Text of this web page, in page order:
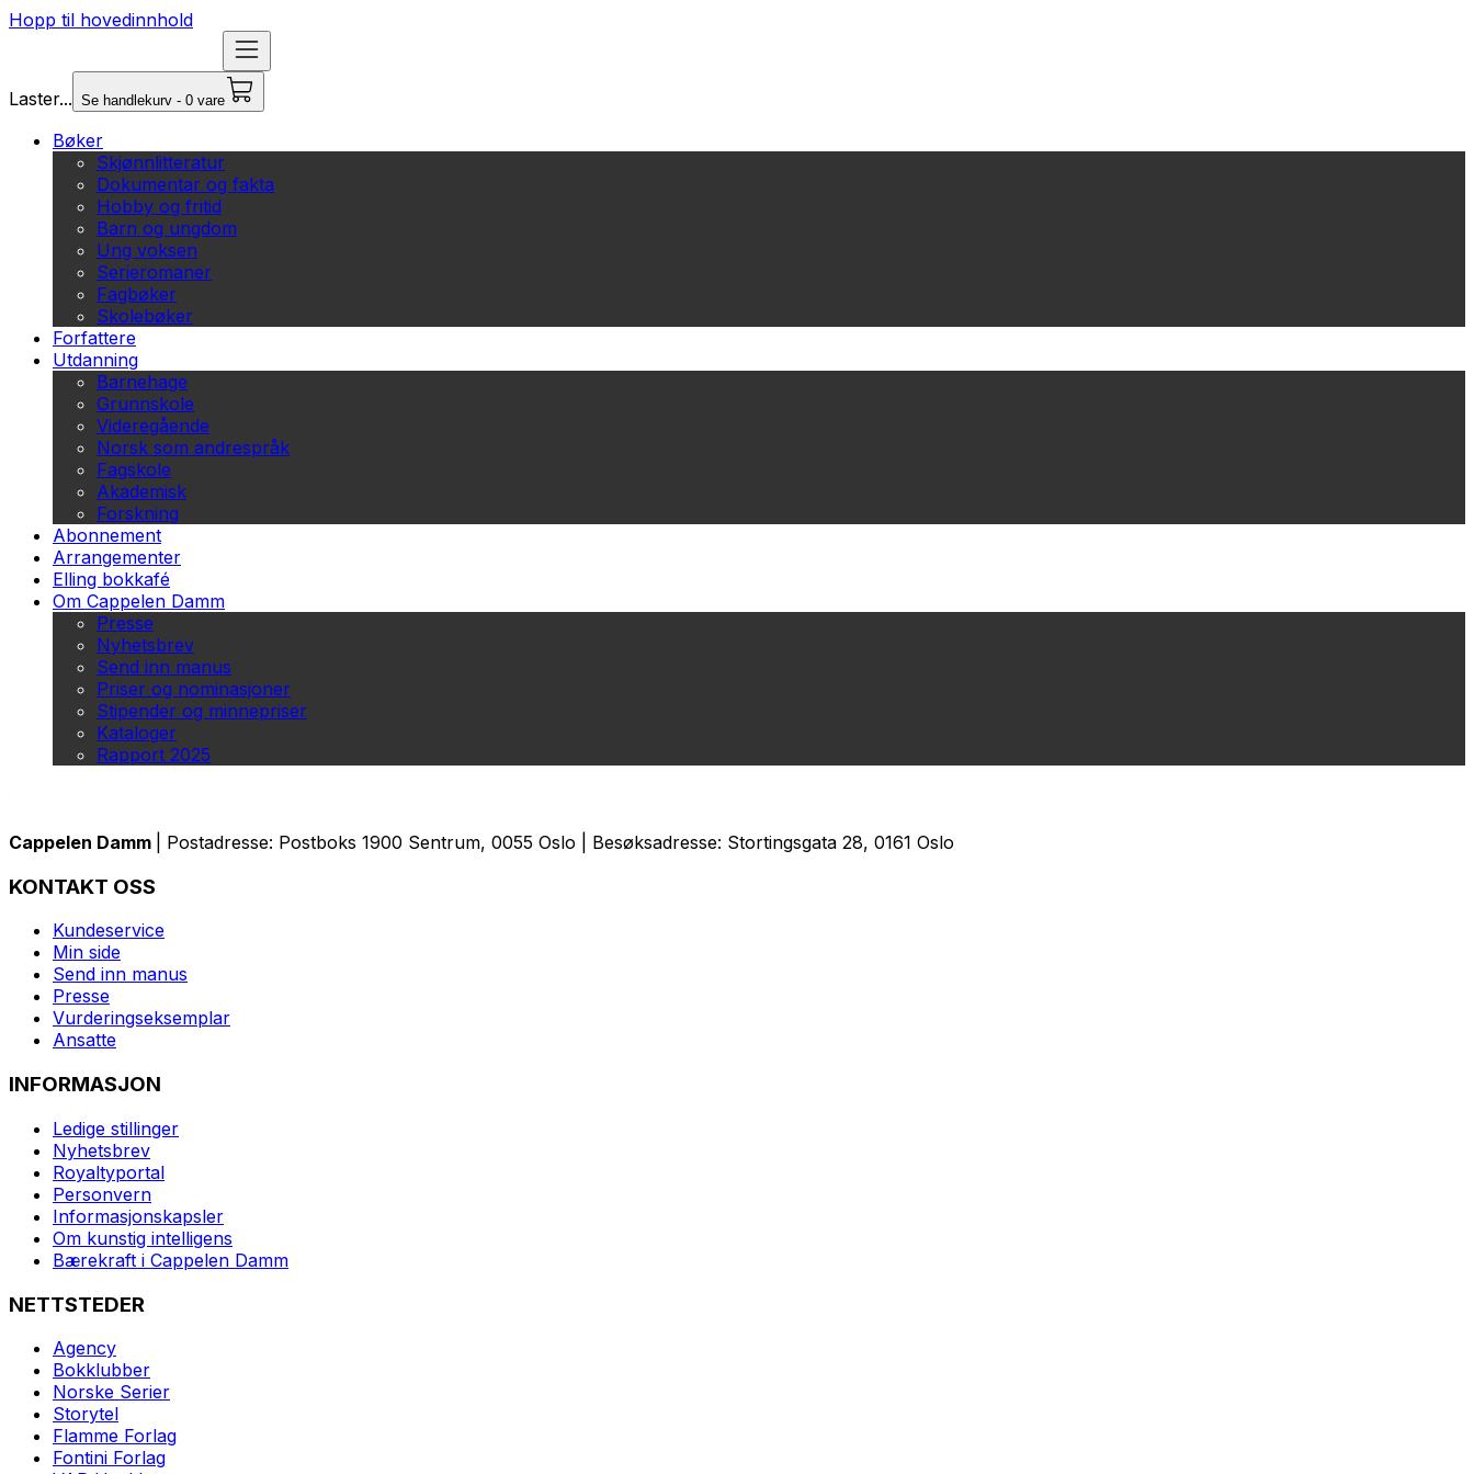
Hopp til hovedinnhold
Laster... Se handlekurv - 0 vare
Bøker
Skjønnlitteratur
Dokumentar og fakta
Hobby og fritid
Barn og ungdom
Ung voksen
Serieromaner
Fagbøker
Skolebøker
Forfattere
Utdanning
Barnehage
Grunnskole
Videregående
Norsk som andrespråk
Fagskole
Akademisk
Forskning
Abonnement
Arrangementer
Elling bokkafé
Om Cappelen Damm
Presse
Nyhetsbrev
Send inn manus
Priser og nominasjoner
Stipender og minnepriser
Kataloger
Rapport 2025
Cappelen Damm | Postadresse: Postboks 1900 Sentrum, 0055 Oslo | Besøksadresse: Stortingsgata 28, 0161 Oslo
KONTAKT OSS
Kundeservice
Min side
Send inn manus
Presse
Vurderingseksemplar
Ansatte
INFORMASJON
Ledige stillinger
Nyhetsbrev
Royaltyportal
Personvern
Informasjonskapsler
Om kunstig intelligens
Bærekraft i Cappelen Damm
NETTSTEDER
Agency
Bokklubber
Norske Serier
Storytel
Flamme Forlag
Fontini Forlag